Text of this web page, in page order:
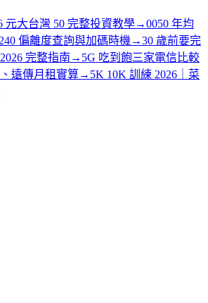
元大台灣 50 完整投資教學→0050 年均
偏離度查詢與加碼時機 →30 歲前要完
完整指南 → 5G 吃到飽三家電信比較
遠傳月租實算→ 5K 10K 訓練 2026｜菜